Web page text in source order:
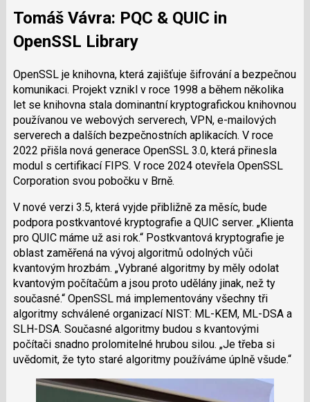
Tomáš Vávra: PQC & QUIC in
OpenSSL Library
OpenSSL je knihovna, která zajišťuje šifrování a bezpečnou
komunikaci. Projekt vznikl v roce 1998 a během několika
let se knihovna stala dominantní kryptografickou knihovnou
používanou ve webových serverech, VPN, e-mailových
serverech a dalších bezpečnostních aplikacích. V roce
2022 přišla nová generace OpenSSL 3.0, která přinesla
modul s certifikací FIPS. V roce 2024 otevřela OpenSSL
Corporation svou pobočku v Brně.
V nové verzi 3.5, která vyjde přibližně za měsíc, bude
podpora postkvantové kryptografie a QUIC server. Klienta
pro QUIC máme už asi rok. Postkvantová kryptografie je
oblast zaměřená na vývoj algoritmů odolných vůči
kvantovým hrozbám. Vybrané algoritmy by měly odolat
kvantovým počítačům a jsou proto udělány jinak, než ty
současné. OpenSSL má implementovány všechny tři
algoritmy schválené organizací NIST: ML-KEM, ML-DSA a
SLH-DSA. Současné algoritmy budou s kvantovými
počítači snadno prolomitelné hrubou silou. Je třeba si
uvědomit, že tyto staré algoritmy používáme úplně všude.